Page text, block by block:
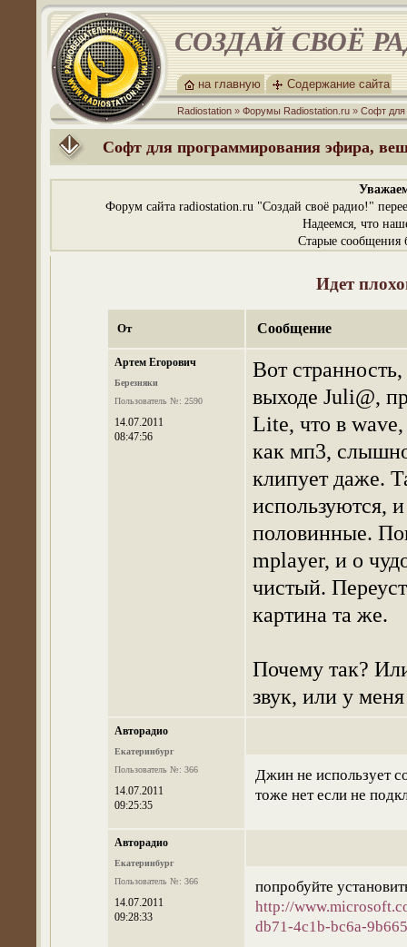
СОЗДАЙ СВОЁ
на главную Содержание сайта
Radiostation » Форумы Radiostation.ru » Софт для
Софт для программирования эфира,
Форум сайта radiostation.ru "Создай своё радио!"
Надеемся, что
Старые сообщения
Идет
От Сообщение
Артем Егорович
Березняки
Пользователь №: 2590
14.07.2011
08:47:56
Вот
выходе Juli@,
Lite, что в wave,
как мп3,
клипует даже.
используются,
половинные.
mplayer, и о
чистый.
картина та же.
Почему так?
звук, или у
Авторадио
Екатеринбург
Пользователь №: 366
14.07.2011
09:25:35
Джин не использует
тоже нет если не
Авторадио
Екатеринбург
Пользователь №: 366
14.07.2011
09:28:33
попробуйте
http://
db71-4c1b-bc6a-